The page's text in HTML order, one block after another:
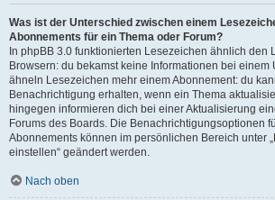
Was ist der Unterschied zwischen einem
Abonnements für ein Thema oder Forum?
In phpBB 3.0 funktionierten Lesezeichen ähnlich den
Browsern: du bekamst keine Informationen bei einem
ähneln Lesezeichen mehr einem Abonnement: du
Benachrichtigung erhalten, wenn ein Thema
hingegen informieren dich bei einer Aktualisierung
Forums des Boards. Die Benachrichtigungsoptionen
Abonnements können im persönlichen Bereich unter
einstellen“ geändert werden.
Nach oben